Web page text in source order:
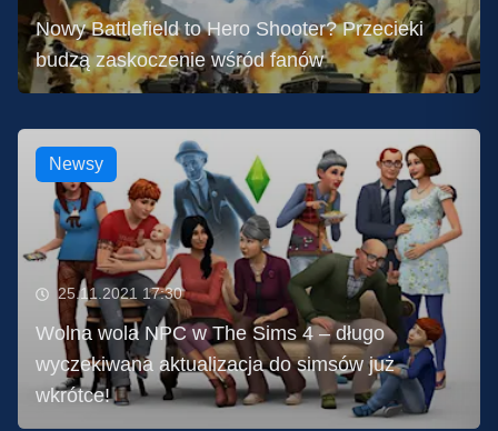
Nowy Battlefield to Hero Shooter? Przecieki
budzą zaskoczenie wśród fanów
Newsy
25.11.2021 17:30
Wolna wola NPC w The Sims 4 – długo
wyczekiwana aktualizacja do simsów już
wkrótce!